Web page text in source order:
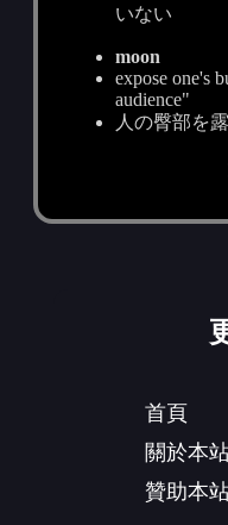
いない
moon
expose one's
audience"
人の臀部を
首頁
關於本
贊助本